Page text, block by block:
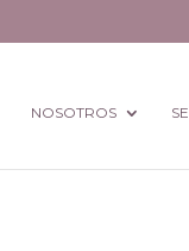
NOSOTROS